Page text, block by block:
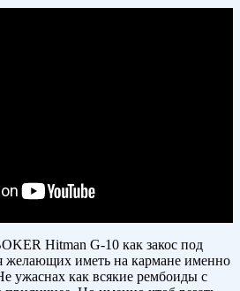
Hitman G-10 как закос под
желающих иметь на кармане именно
ужаснах как всякие рембоиды с